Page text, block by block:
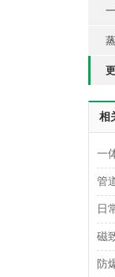
相
管
磁
防